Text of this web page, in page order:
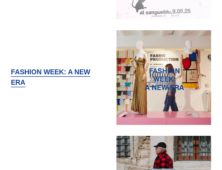
FASHION WEEK: A NEW
ERA